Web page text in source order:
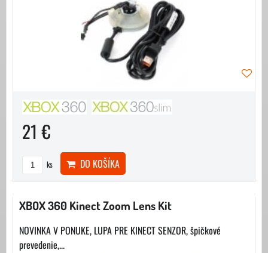
21 €
ks DO KOŠÍKA
XBOX 360 Kinect Zoom Lens Kit
NOVINKA V PONUKE, LUPA PRE KINECT SENZOR, špičkové
prevedenie,...